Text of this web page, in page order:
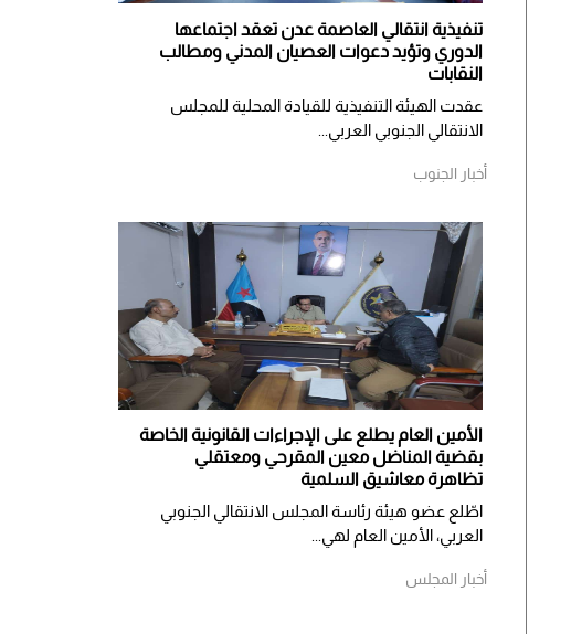
تنفيذية انتقالي العاصمة عدن تعقد اجتماعها
الدوري وتؤيد دعوات العصيان المدني ومطالب
النقابات
​عقدت الهيئة التنفيذية للقيادة المحلية للمجلس
الانتقالي الجنوبي العربي...
أخبار الجنوب
الأمين العام يطلع على الإجراءات القانونية الخاصة
بقضية المناضل معين المقرحي ومعتقلي
تظاهرة معاشيق السلمية
اطّلع عضو هيئة رئاسة المجلس الانتقالي الجنوبي
العربي، الأمين العام لهي...
أخبار المجلس